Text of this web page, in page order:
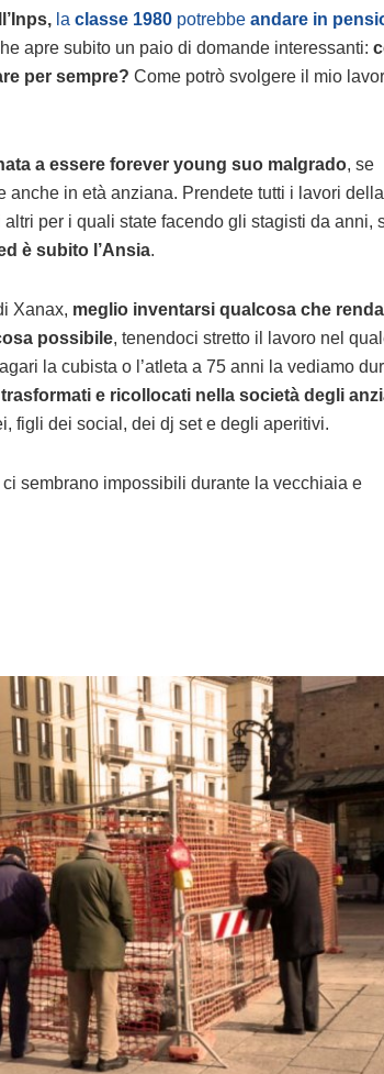
la classe 1980 potrebbe andare in
apre subito un paio di domande interessanti:
per sempre? Come potrò svolgere il mio
a essere forever young suo malgrado, se
anche in età anziana. Prendete tutti i lavori
per i quali state facendo gli stagisti da anni,
è subito l’Ansia.
Xanax, meglio inventarsi qualcosa che
possibile, tenendoci stretto il lavoro nel
la cubista o l’atleta a 75 anni la vediamo
e ricollocati nella società degli
figli dei social, dei dj set e degli aperitivi.
sembrano impossibili durante la vecchiaia e